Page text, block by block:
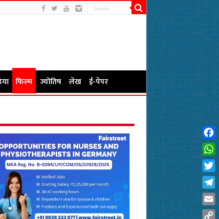
फिल्म ज्योतिष लेख ई-पेपर